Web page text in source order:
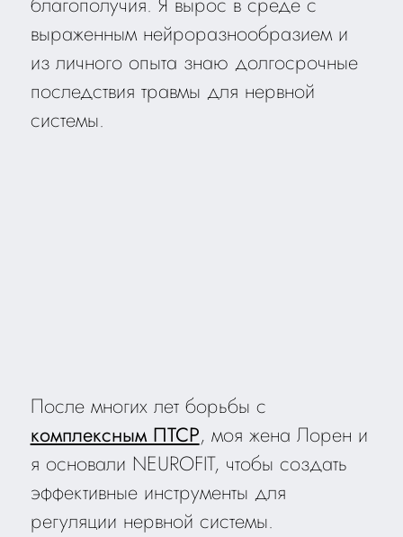
выраженным нейроразнообразием и
из личного опыта знаю долгосрочные
последствия травмы для нервной
системы.
После многих лет борьбы с
комплексным ПТСР, моя жена Лорен и
я основали NEUROFIT, чтобы создать
эффективные инструменты для
регуляции нервной системы.